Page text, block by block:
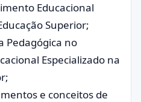
Educacional
Superior;
Pedagógica no
Especializado na
e conceitos de